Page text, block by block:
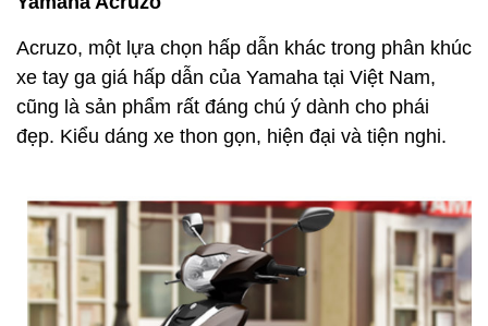
Acruzo, một lựa chọn hấp dẫn khác trong phân khúc
xe tay ga giá hấp dẫn của Yamaha tại Việt Nam,
cũng là sản phẩm rất đáng chú ý dành cho phái
đẹp. Kiểu dáng xe thon gọn, hiện đại và tiện nghi.